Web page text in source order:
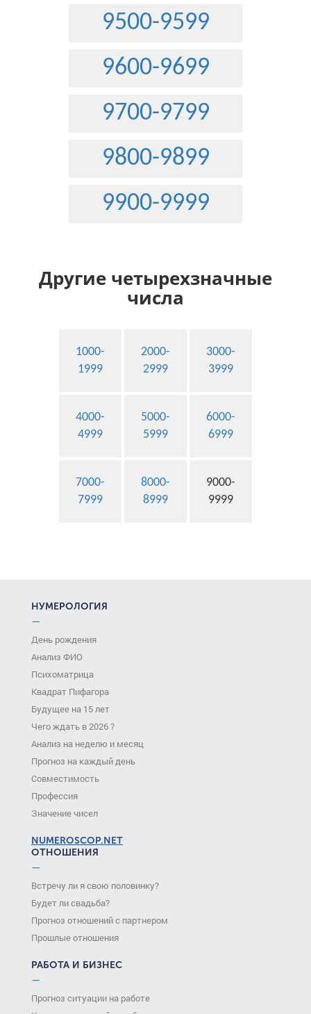
9500-9599
9600-9699
9700-9799
9800-9899
9900-9999
Другие четырехзначные
числа
1000-
1999
2000-
2999
3000-
3999
4000-
4999
5000-
5999
6000-
6999
7000-
7999
8000-
8999
9000-
9999
НУМЕРОЛОГИЯ
—
День рождения
Анализ ФИО
Психоматрица
Квадрат Пифагора
Будущее на 15 лет
Чего ждать в 2026 ?
Анализ на неделю и месяц
Прогноз на каждый день
Совместимость
Профессия
Значение чисел
NUMEROSCOP.NET
ОТНОШЕНИЯ
—
Встречу ли я свою половинку?
Будет ли свадьба?
Прогноз отношений с партнером
Прошлые отношения
РАБОТА И БИЗНЕС
—
Прогноз ситуации на работе